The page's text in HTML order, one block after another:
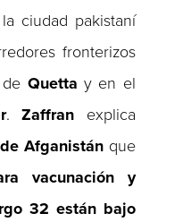
ciudad pakistaní
fronterizos
Quetta y en el
.Zaffran explica
Afganistánque
vacunación y
32 están bajo